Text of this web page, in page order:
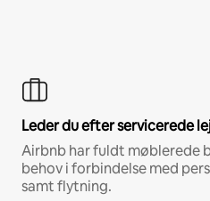
Leder du efter servicerede
Airbnb har fuldt møblerede
behov i forbindelse med
samt flytning.